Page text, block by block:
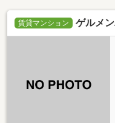
賃貸マンション ゲルメ